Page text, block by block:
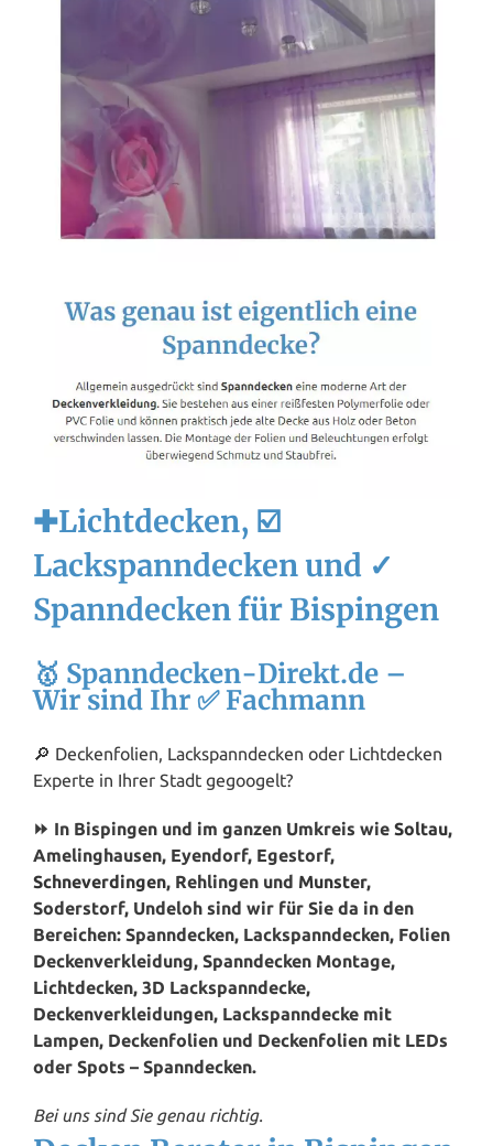
✚Lichtdecken, ☑️
Lackspanndecken und ✓
Spanndecken für Bispingen
🥇 Spanndecken-Direkt.de –
Wir sind Ihr ✅ Fachmann
🔎 Deckenfolien, Lackspanndecken oder Lichtdecken
Experte in Ihrer Stadt gegoogelt?
⏩ In Bispingen und im ganzen Umkreis wie Soltau,
Amelinghausen, Eyendorf, Egestorf,
Schneverdingen, Rehlingen und Munster,
Soderstorf, Undeloh sind wir für Sie da in den
Bereichen: Spanndecken, Lackspanndecken, Folien
Deckenverkleidung, Spanndecken Montage,
Lichtdecken, 3D Lackspanndecke,
Deckenverkleidungen, Lackspanndecke mit
Lampen, Deckenfolien und Deckenfolien mit LEDs
oder Spots – Spanndecken.
Bei uns sind Sie genau richtig.